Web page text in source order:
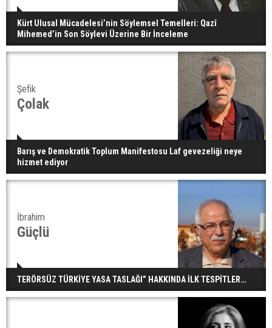
Kürt Ulusal Mücadelesi’nin Söylemsel Temelleri: Qazî
Mihemed’in Son Söylevi Üzerine Bir İnceleme
Şefik
Çolak
Barış ve Demokratik Toplum Manifestosu Laf gevezeliği neye
hizmet ediyor
İbrahim
Güçlü
TERÖRSÜZ TÜRKİYE YASA TASLAĞI” HAKKINDA İLK TESPİTLER…